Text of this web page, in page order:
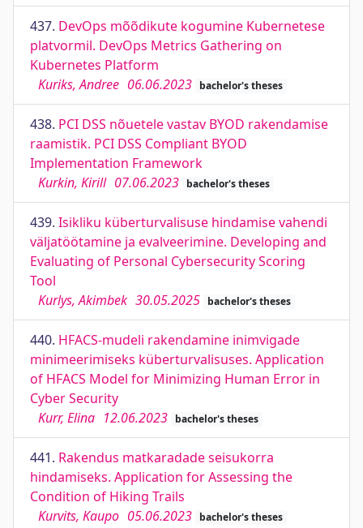
437. DevOps mõõdikute kogumine Kubernetese
platvormil. DevOps Metrics Gathering on
Kubernetes Platform
Kuriks, Andree 06.06.2023 bachelor's theses
438. PCI DSS nõuetele vastav BYOD rakendamise
raamistik. PCI DSS Compliant BYOD
Implementation Framework
Kurkin, Kirill 07.06.2023 bachelor's theses
439. Isikliku küberturvalisuse hindamise vahendi
väljatöötamine ja evalveerimine. Developing and
Evaluating of Personal Cybersecurity Scoring
Tool
Kurlys, Akimbek 30.05.2025 bachelor's theses
440. HFACS-mudeli rakendamine inimvigade
minimeerimiseks küberturvalisuses. Application
of HFACS Model for Minimizing Human Error in
Cyber Security
Kurr, Elina 12.06.2023 bachelor's theses
441. Rakendus matkaradade seisukorra
hindamiseks. Application for Assessing the
Condition of Hiking Trails
Kurvits, Kaupo 05.06.2023 bachelor's theses